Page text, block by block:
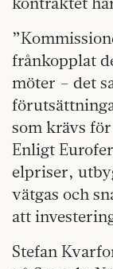
frånkopplat
möter – det
som krävs
Enligt
elpriser,
vätgas och
att
Stefan